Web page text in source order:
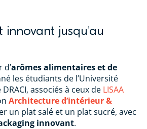
jusqu'au
d’arômes alimentaires et de
les étudiants de l’Université
associés à ceux de LISAA
Architecture d’intérieur &
un plat salé et un plat sucré, avec
innovant.